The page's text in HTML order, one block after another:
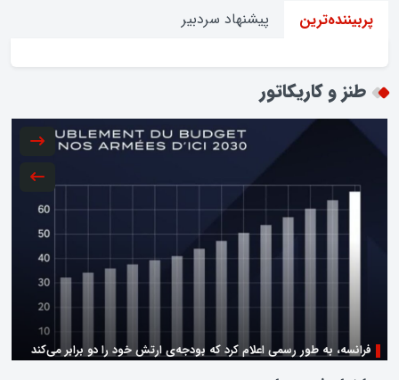
پربیننده‌ترین پیشنهاد سردبیر
طنز و کاریکاتور
فرانسه، به طور رسمی اعلام کرد که بودجه‌ی ارتش خود را دو برابر می‌کند